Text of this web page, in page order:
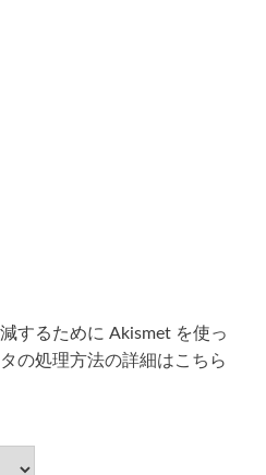
するために Akismet を使っ
の処理方法の詳細はこちら